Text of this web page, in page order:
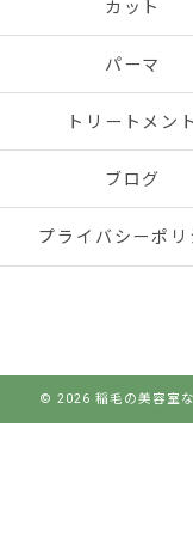
カット
パーマ
トリートメント
ブログ
プライバシーポリ
© 2026 稲毛の美容室